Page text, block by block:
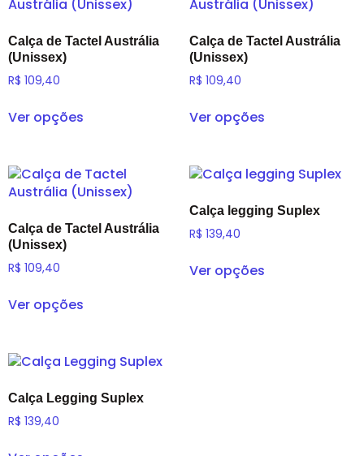
Calça de Tactel Austrália
(Unissex)
R$ 109,40
Ver opções
Calça de Tactel Austrália
(Unissex)
R$ 109,40
Ver opções
Calça de Tactel Austrália
(Unissex)
R$ 109,40
Ver opções
Calça legging Suplex
R$ 139,40
Ver opções
Calça Legging Suplex
R$ 139,40